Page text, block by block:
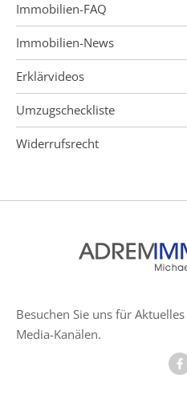
Immobilien-FAQ
Immobilien-News
Erklärvideos
Umzugscheckliste
Widerrufsrecht
Besuchen Sie uns für
Media-Kanälen.